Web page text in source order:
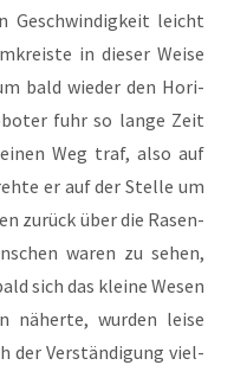
Geschwin­dig­keit leicht
in die­ser Wei­se
bald wie­der den Hori­
fuhr so lan­ge Zeit
Weg traf, also auf
er auf der Stel­le um
zurück über die Rasen­
waren zu sehen,
sich das klei­ne Wesen
näher­te, wur­den lei­se
der Ver­stän­di­gung viel­